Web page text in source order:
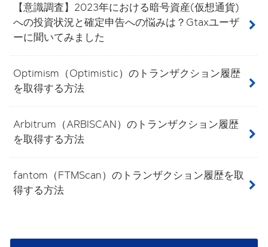
【意識調査】2023年における暗号資産(仮想通貨)
への投資状況と確定申告への悩みは？Gtaxユーザ
ーに聞いてみました
Optimism（Optimistic）のトランザクション履歴
を取得する方法
Arbitrum（ARBISCAN）のトランザクション履歴
を取得する方法
fantom（FTMScan）のトランザクション履歴を取
得する方法